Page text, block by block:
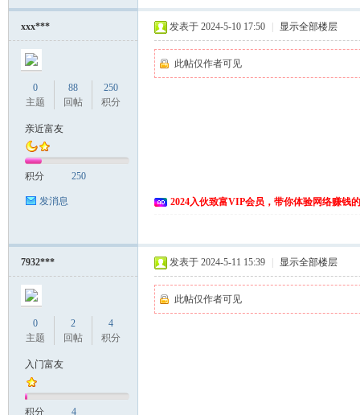
xxx***
0
主题
88
回帖
250
积分
亲近富友
积分 250
发消息
发表于 2024-5-10 17:50 显示全部楼层
此帖仅作者可见
2024入伙致富VIP会员，带你体验网络赚钱
7932***
0
主题
2
回帖
4
积分
入门富友
积分 4
发表于 2024-5-11 15:39 显示全部楼层
此帖仅作者可见